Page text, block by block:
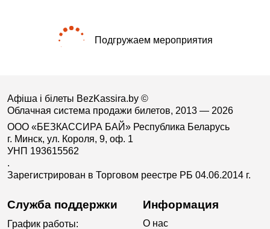
Подгружаем мероприятия
Афіша і білеты BezKassira.by ©
Облачная система продажи билетов, 2013 — 2026
ООО «БЕЗКАССИРА БАЙ» Республика Беларусь
г. Минск, ул. Короля, 9, оф. 1
УНП 193615562
.
Зарегистрирован в Торговом реестре РБ 04.06.2014 г.
Служба поддержки
График работы:
Информация
О нас